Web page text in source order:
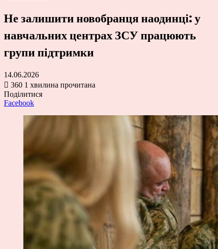
Не залишити новобранця наодинці: у
навчальних центрах ЗСУ працюють
групи підтримки
14.06.2026
360 1 хвилина прочитана
Поділитися
Facebook